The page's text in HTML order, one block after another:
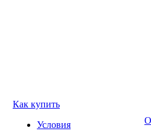
Как купить
Условия